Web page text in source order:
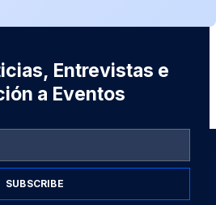
Entrevistas e
a Eventos
SUBSCRIBE